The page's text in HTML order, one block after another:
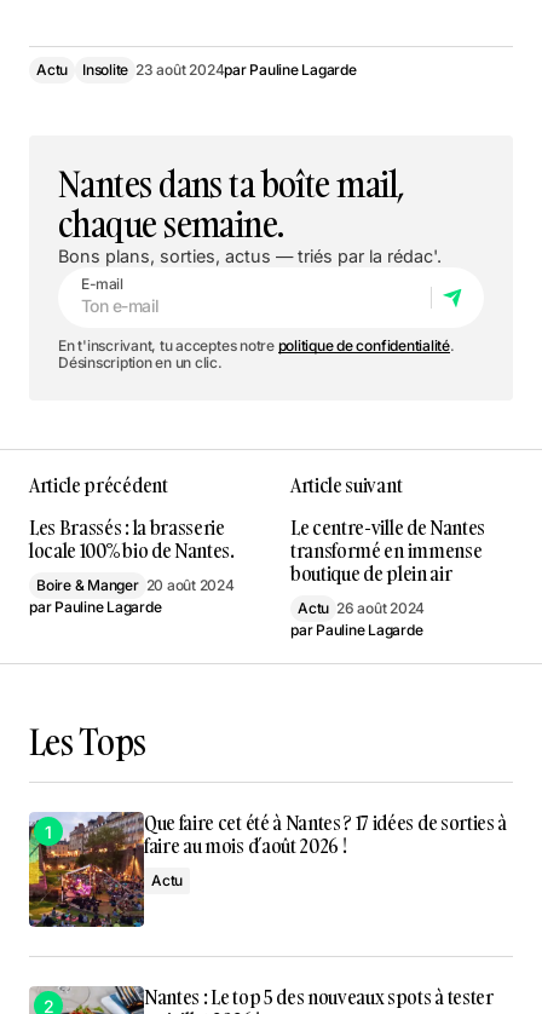
Actu Insolite 23 août 2024par Pauline Lagarde
Nantes dans ta boîte mail,
chaque semaine.
Bons plans, sorties, actus — triés par la rédac'.
E-mail
En t'inscrivant, tu acceptes notre politique de confidentialité.
Désinscription en un clic.
Article précédent
Les Brassés : la brasserie
locale 100% bio de Nantes.
Boire & Manger 20 août 2024
par Pauline Lagarde
Article suivant
Le centre-ville de Nantes
transformé en immense
boutique de plein air
Actu 26 août 2024
par Pauline Lagarde
Les Tops
Que faire cet été à Nantes ? 17 idées de sorties à
faire au mois d’août 2026 !
Actu
Nantes : Le top 5 des nouveaux spots à tester